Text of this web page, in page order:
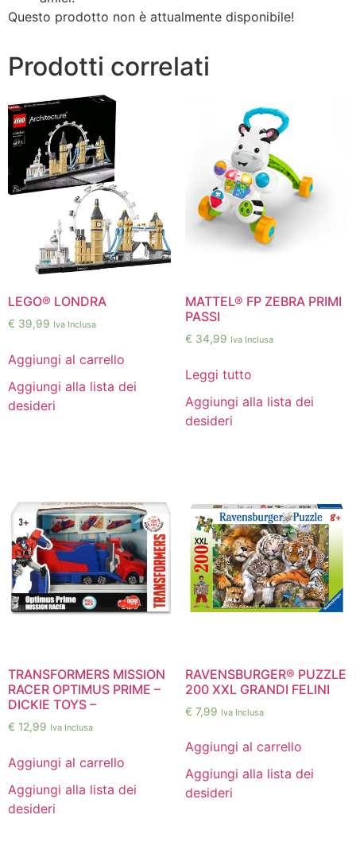
Questo prodotto non è attualmente disponibile!
Prodotti correlati
LEGO® LONDRA
€ 39,99 Iva Inclusa
Aggiungi al carrello
Aggiungi alla lista dei
desideri
MATTEL® FP ZEBRA PRIMI
PASSI
€ 34,99 Iva Inclusa
Leggi tutto
Aggiungi alla lista dei
desideri
TRANSFORMERS MISSION
RACER OPTIMUS PRIME –
DICKIE TOYS –
€ 12,99 Iva Inclusa
Aggiungi al carrello
Aggiungi alla lista dei
desideri
RAVENSBURGER® PUZZLE
200 XXL GRANDI FELINI
€ 7,99 Iva Inclusa
Aggiungi al carrello
Aggiungi alla lista dei
desideri